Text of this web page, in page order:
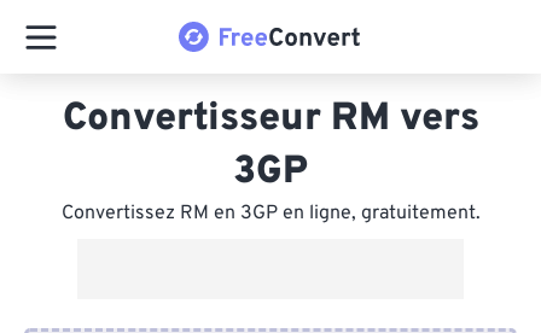
Convertisseur RM vers
3GP
Convertissez RM en 3GP en ligne, gratuitement.